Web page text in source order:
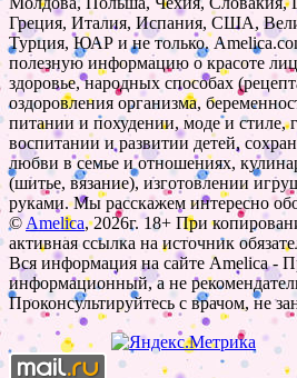
Греция, Италия, Испания, США,
Турция, ЮАР и не только.
полезную информацию о красоте
здоровье, народных способах
оздоровления организма,
питании и похудении, моде и стиле,
воспитании и развитии детей,
любви в семье и отношениях,
(шитье, вязание), изготовлении
руками. Мы расскажем интересно
©Amelica, 2026г. 18+ При
активная ссылка на источник
Вся информация на сайте Amelica -
информационный, а не
Проконсультируйтесь с врачом, не